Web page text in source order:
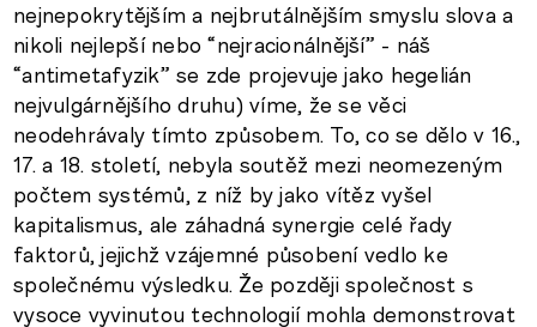
nejnepokrytějším a nejbrutálnějším smyslu slova a
nikoli nejlepší nebo “nejracionálnější” - náš
“antimetafyzik” se zde projevuje jako hegelián
nejvulgárnějšího druhu) víme, že se věci
neodehrávaly tímto způsobem. To, co se dělo v 16.,
17. a 18. století, nebyla soutěž mezi neomezeným
počtem systémů, z níž by jako vítěz vyšel
kapitalismus, ale záhadná synergie celé řady
faktorů, jejichž vzájemné působení vedlo ke
společnému výsledku. Že později společnost s
vysoce vyvinutou technologií mohla demonstrovat